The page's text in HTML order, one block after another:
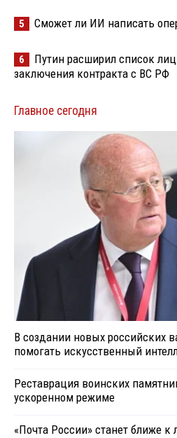
5 Сможет ли ИИ написать
6
Путин расширил список
заключения контракта с ВС РФ
Главное сегодня
В создании новых российских
помогать искусственный
Реставрация воинских
ускоренном режиме
«Почта России» станет ближе